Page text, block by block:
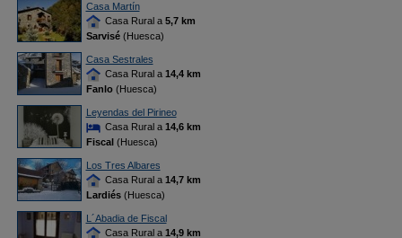
Casa Martín
Casa Rural a 5,7 km
Sarvisé(Huesca)
Casa Sestrales
Casa Rural a 14,4 km
Fanlo(Huesca)
Leyendas del Pirineo
Casa Rural a 14,6 km
Fiscal(Huesca)
Los Tres Albares
Casa Rural a 14,7 km
Lardiés(Huesca)
L´Abadia de Fiscal
Casa Rural a 14,9 km